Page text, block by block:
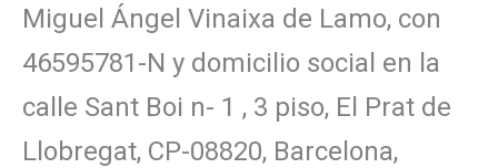
Miguel Ángel Vinaixa de Lamo, con
46595781-N y domicilio social en la
calle Sant Boi n- 1 , 3 piso, El Prat de
Llobregat, CP-08820, Barcelona,